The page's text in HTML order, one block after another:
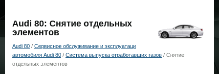
Audi 80: Снятие отдельных
элементов
Audi 80 / Сервисное обслуживание и эксплуатаци
автомобиля Audi 80 / Система выпуска отработавших газов / Снятие
отдельных элементов